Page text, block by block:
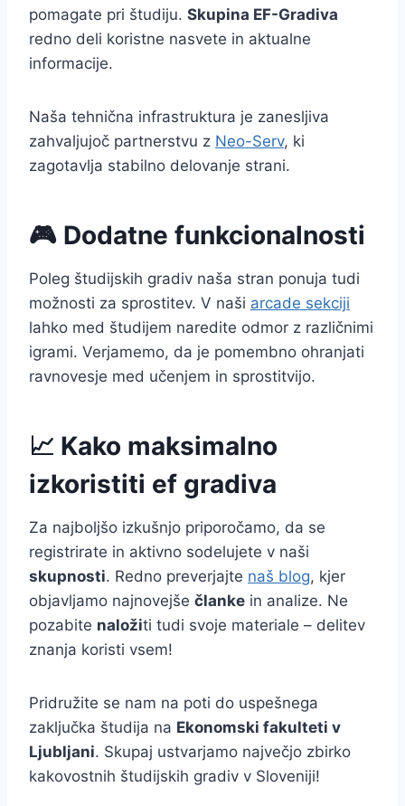
pomagate pri študiju. Skupina EF-Gradiva
redno deli koristne nasvete in aktualne
informacije.
Naša tehnična infrastruktura je zanesljiva
zahvaljujoč partnerstvu z Neo-Serv, ki
zagotavlja stabilno delovanje strani.
🎮 Dodatne funkcionalnosti
Poleg študijskih gradiv naša stran ponuja tudi
možnosti za sprostitev. V naši arcade sekciji
lahko med študijem naredite odmor z različnimi
igrami. Verjamemo, da je pomembno ohranjati
ravnovesje med učenjem in sprostitvijo.
📈 Kako maksimalno
izkoristiti ef gradiva
Za najboljšo izkušnjo priporočamo, da se
registrirate in aktivno sodelujete v naši
skupnosti. Redno preverjajte naš blog, kjer
objavljamo najnovejše članke in analize. Ne
pozabite naložiti tudi svoje materiale – delitev
znanja koristi vsem!
Pridružite se nam na poti do uspešnega
zaključka študija na Ekonomski fakulteti v
Ljubljani. Skupaj ustvarjamo največjo zbirko
kakovostnih študijskih gradiv v Sloveniji!